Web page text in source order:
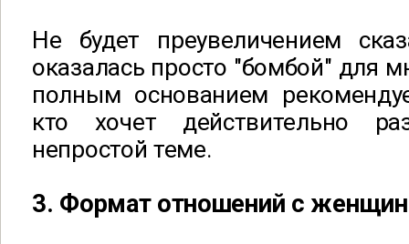
Не будет преувеличением
оказалась просто "бомбой" для
полным основанием
кто хочет действительно
непростой теме.
3. Формат отношений с